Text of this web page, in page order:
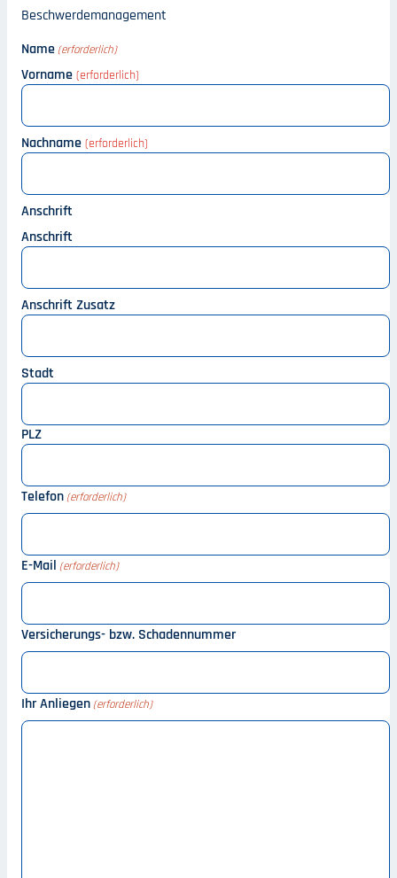
Beschwerdemanagement
Name (erforderlich)
Vorname
Nachname
Anschrift
Anschrift
Anschrift Zusatz
Stadt
PLZ
Telefon (erforderlich)
E-Mail (erforderlich)
Versicherungs- bzw. Schadennummer
Ihr Anliegen (erforderlich)